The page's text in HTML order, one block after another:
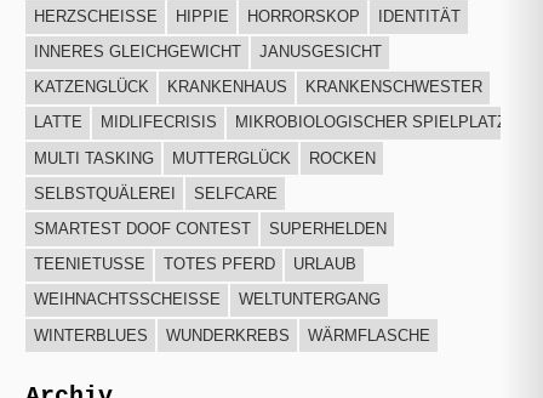
HERZSCHEISSE
HIPPIE HORRORSKOP
IDENTITÄT
INNERES GLEICHGEWICHT
JANUSGESICHT
KATZENGLÜCK
KRANKENHAUS
KRANKENSCHWESTER
LATTE
MIDLIFECRISIS
MIKROBIOLOGISCHER SPIELPLATZ
MULTI TASKING
MUTTERGLÜCK
ROCKEN
SELBSTQUÄLEREI
SELFCARE
SMARTEST DOOF CONTEST
SUPERHELDEN
TEENIETUSSE
TOTES PFERD
URLAUB
WEIHNACHTSSCHEISSE
WELTUNTERGANG
WINTERBLUES
WUNDERKREBS WÄRMFLASCHE